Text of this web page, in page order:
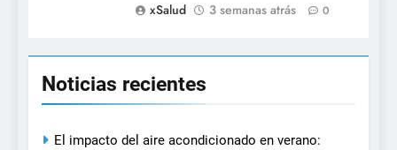
xSalud
3 semanas atrás 0
Noticias recientes
El impacto del aire acondicionado en verano: